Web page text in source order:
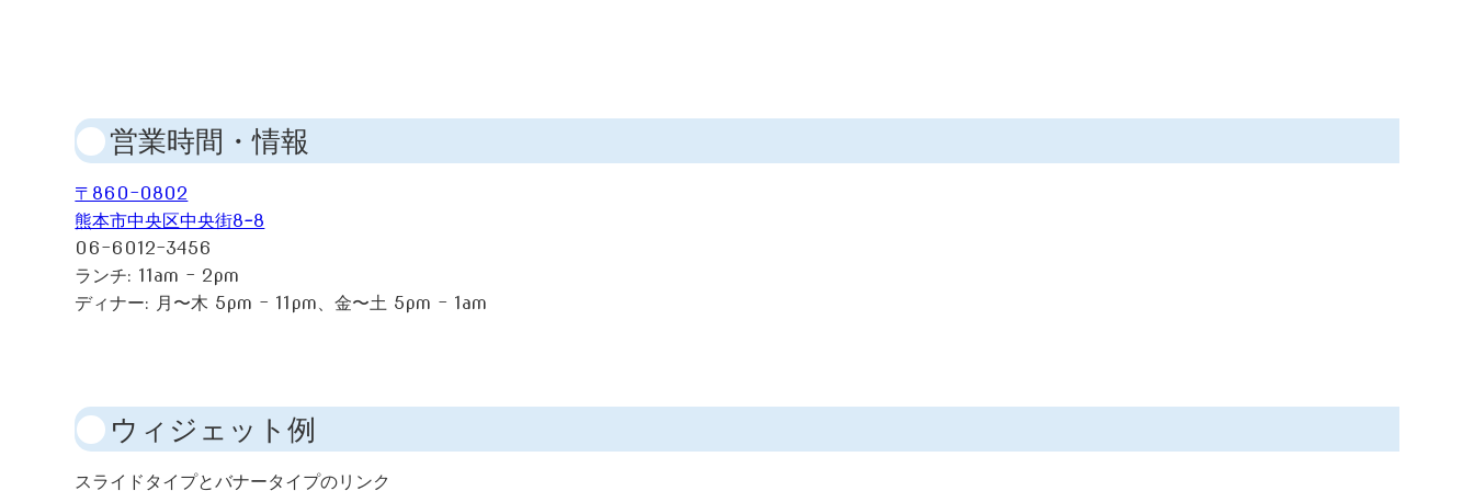
営業時間・情報
〒860-0802
熊本市中央区中央街8−8
06-6012-3456
ランチ: 11am - 2pm
ディナー: 月〜木 5pm - 11pm、金〜土 5pm - 1am
ウィジェット例
スライドタイプとバナータイプのリンク